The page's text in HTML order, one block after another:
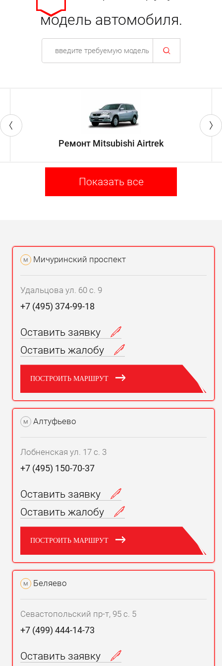
модель автомобиля.
Ремонт Mitsubishi Airtrek
Показать все
м Мичуринский проспект
Удальцова ул. 60 с. 9
+7 (495) 374-99-18
Оставить заявку
Оставить жалобу
ПОСТРОИТЬ МАРШРУТ
м Алтуфьево
Лобненская ул. 17 с. 3
+7 (495) 150-70-37
Оставить заявку
Оставить жалобу
ПОСТРОИТЬ МАРШРУТ
м Беляево
Севастопольский пр-т, 95 с. 5
+7 (499) 444-14-73
Оставить заявку